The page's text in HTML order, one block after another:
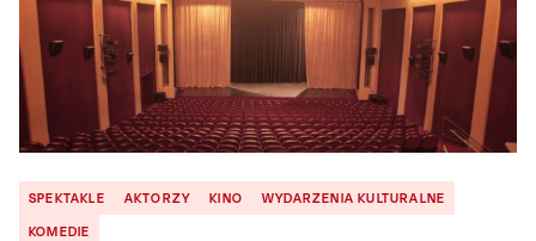
SPEKTAKLE AKTORZY KINO
WYDARZENIA KULTURALNE
KOMEDIE